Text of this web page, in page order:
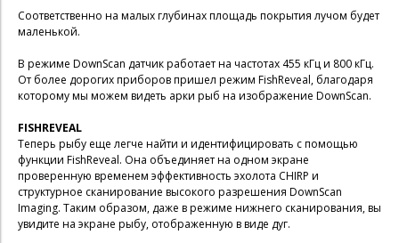
Соответственно на малых глубинах площадь покрытия лучом будет
маленькой.
В режиме DownScan датчик работает на частотах 455 кГц и 800 кГц.
От более дорогих приборов пришел режим FishReveal, благодаря
которому мы можем видеть арки рыб на изображение DownScan.
FISHREVEAL
Теперь рыбу еще легче найти и идентифицировать с помощью
функции FishReveal. Она объединяет на одном экране
проверенную временем эффективность эхолота CHIRP и
структурное сканирование высокого разрешения DownScan
Imaging. Таким образом, даже в режиме нижнего сканирования, вы
увидите на экране рыбу, отображенную в виде дуг.